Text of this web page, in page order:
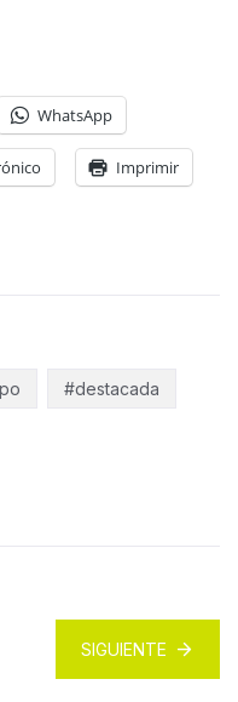
WhatsApp
Imprimir
#destacada
SIGUIENTE